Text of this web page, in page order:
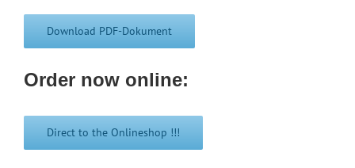
Download PDF-Dokument
Order now online:
Direct to the Onlineshop !!!